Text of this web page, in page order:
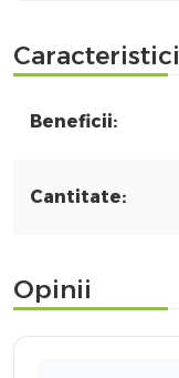
Caracteristici
Beneficii:
Cantitate:
Opinii